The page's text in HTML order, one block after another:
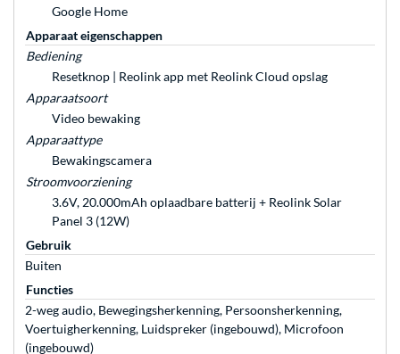
Google Home
Apparaat eigenschappen
Bediening
Resetknop | Reolink app met Reolink Cloud opslag
Apparaatsoort
Video bewaking
Apparaattype
Bewakingscamera
Stroomvoorziening
3.6V, 20.000mAh oplaadbare batterij + Reolink Solar
Panel 3 (12W)
Gebruik
Buiten
Functies
2-weg audio, Bewegingsherkenning, Persoonsherkenning,
Voertuigherkenning, Luidspreker (ingebouwd), Microfoon
(ingebouwd)